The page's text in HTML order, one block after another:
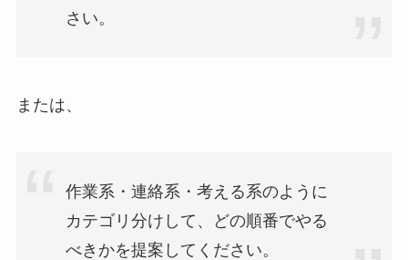
さい。
または、
作業系・連絡系・考える系のように
カテゴリ分けして、どの順番でやる
べきかを提案してください。